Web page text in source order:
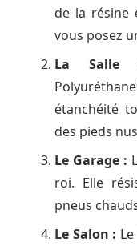
de la résine
vous posez
La
étanchéité
des pieds
Le Garage :
roi. Elle
pneus
Le Salon :